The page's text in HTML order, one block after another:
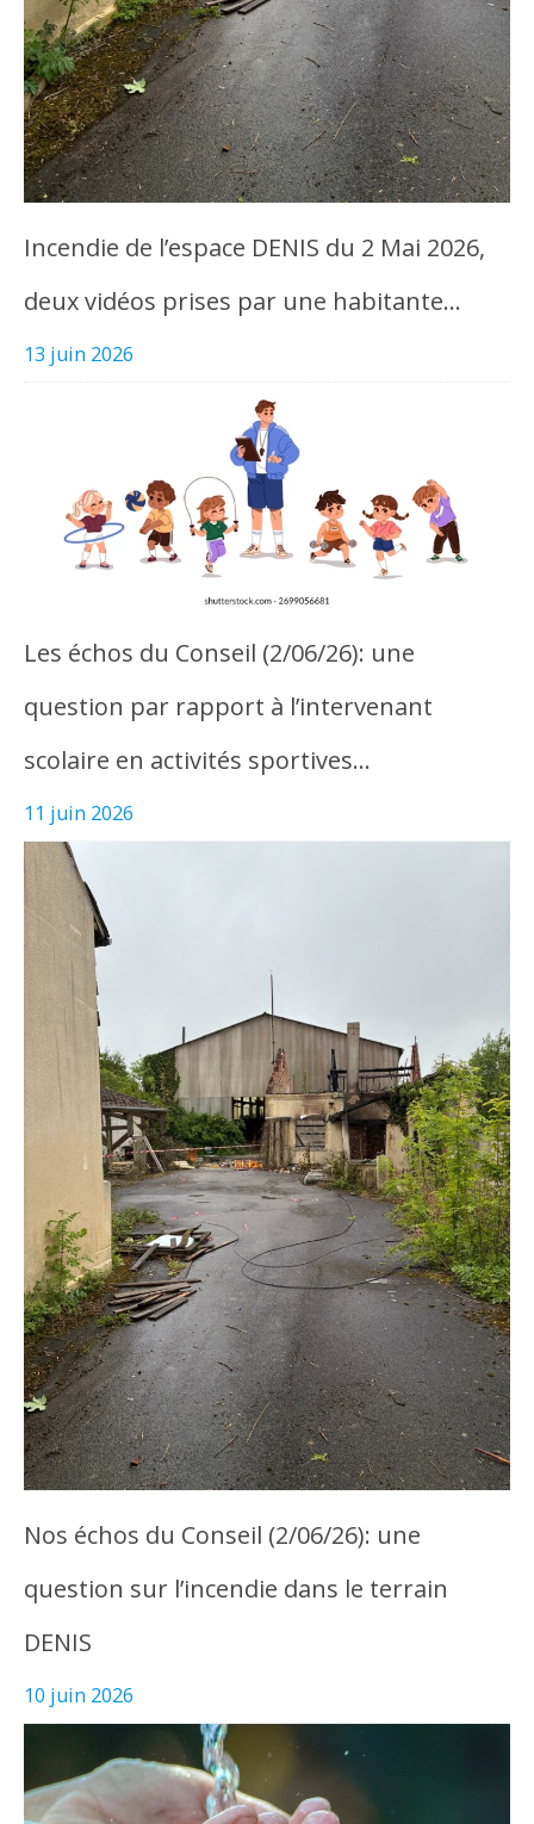
Incendie de l’espace DENIS du 2 Mai 2026,
deux vidéos prises par une habitante…
13 juin 2026
Les échos du Conseil (2/06/26): une
question par rapport à l’intervenant
scolaire en activités sportives…
11 juin 2026
Nos échos du Conseil (2/06/26): une
question sur l’incendie dans le terrain
DENIS
10 juin 2026